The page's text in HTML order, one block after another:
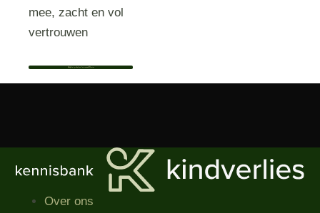
mee, zacht en vol
vertrouwen
Bekijk het profiel van Immanuella Wouter
Over ons